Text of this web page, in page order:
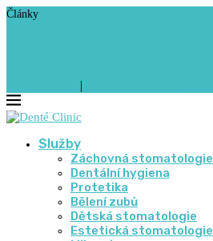
Články
|
Služby
Záchovná stomatologie
Dentální hygiena
Protetika
Bělení zubů
Dětská stomatologie
Estetická stomatologie